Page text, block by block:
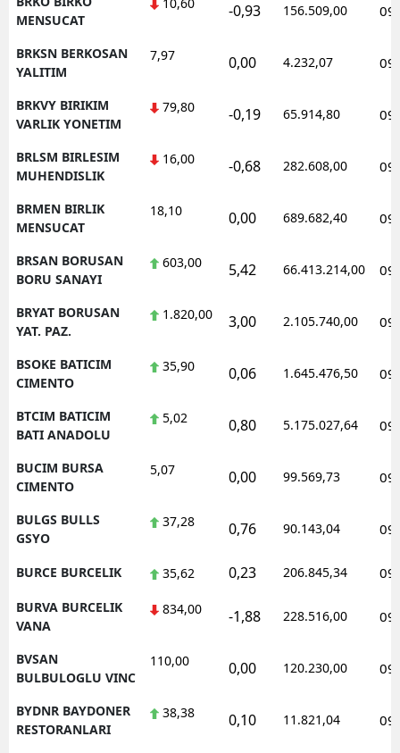
MENSUCAT
-0,93 156.509,00
BRKSN BERKOSAN
YALITIM
7,97 0,00 4.232,07
BRKVY BIRIKIM
VARLIK YONETIM
79,80 -0,19 65.914,80
BRLSM BIRLESIM
MUHENDISLIK
16,00 -0,68 282.608,00
BRMEN BIRLIK
MENSUCAT
18,10 0,00 689.682,40
BRSAN BORUSAN
BORU SANAYI
603,00 5,42 66.413.214,00
BRYAT BORUSAN
YAT. PAZ.
1.820,00 3,00 2.105.740,00
BSOKE BATICIM
CIMENTO
35,90 0,06 1.645.476,50
BTCIM BATICIM
BATI ANADOLU
5,02 0,80 5.175.027,64
BUCIM BURSA
CIMENTO
5,07 0,00 99.569,73
BULGS BULLS
GSYO
37,28 0,76 90.143,04
BURCE BURCELIK 35,62 0,23 206.845,34
BURVA BURCELIK
VANA
834,00 -1,88 228.516,00
BVSAN
BULBULOGLU VINC
110,00 0,00 120.230,00
BYDNR BAYDONER
RESTORANLARI
38,38 0,10 11.821,04